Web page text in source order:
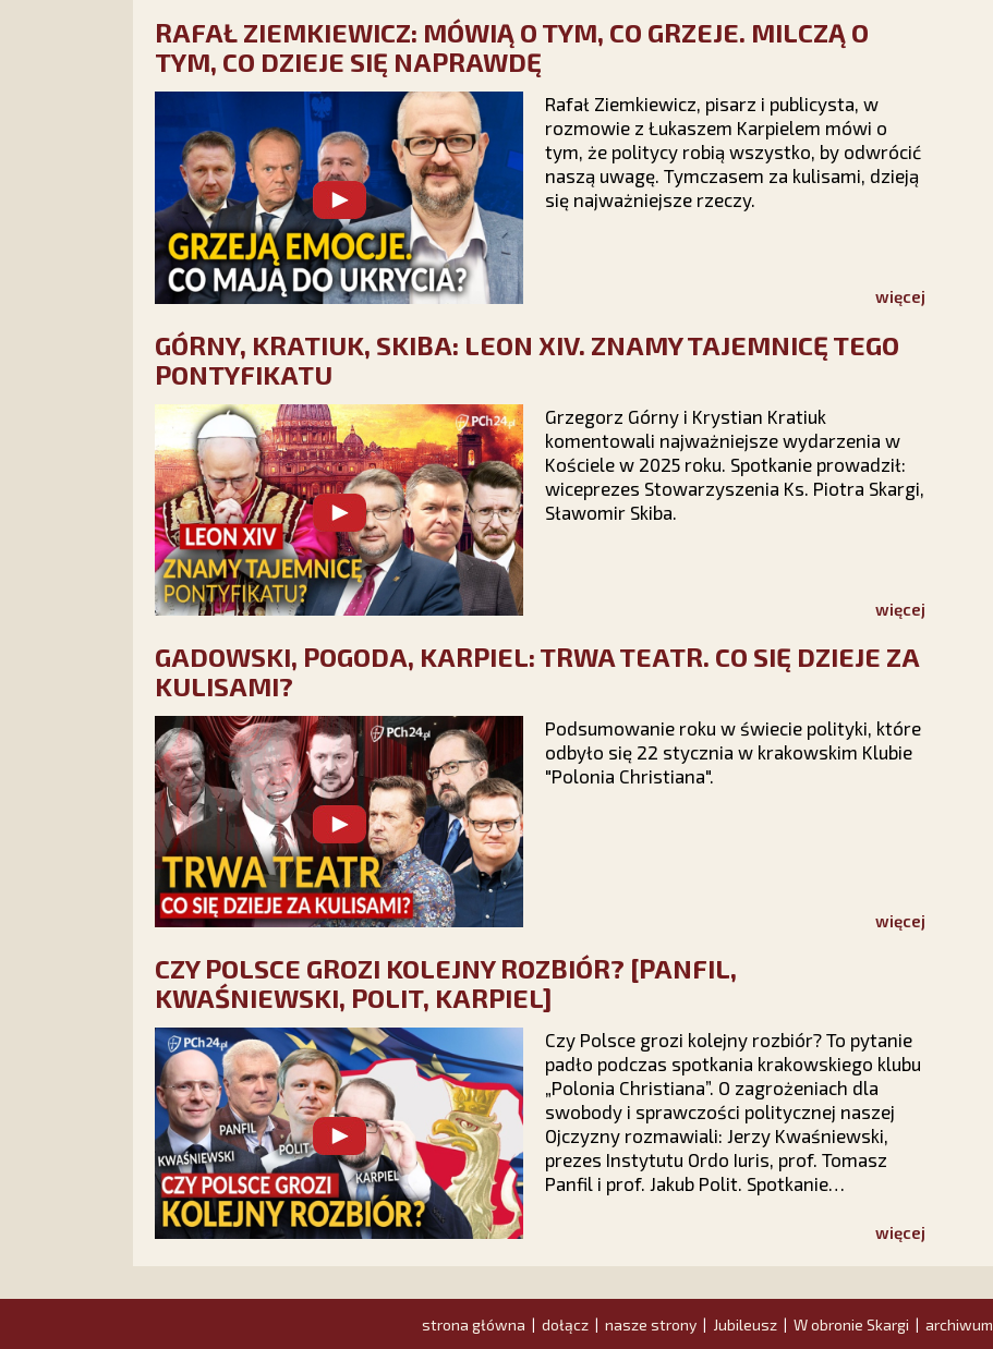
RAFAŁ ZIEMKIEWICZ: MÓWIĄ O TYM, CO GRZEJE. MILCZĄ O
TYM, CO DZIEJE SIĘ NAPRAWDĘ
Rafał Ziemkiewicz, pisarz i publicysta, w
rozmowie z Łukaszem Karpielem mówi o
tym, że politycy robią wszystko, by odwrócić
naszą uwagę. Tymczasem za kulisami, dzieją
się najważniejsze rzeczy.
więcej
GÓRNY, KRATIUK, SKIBA: LEON XIV. ZNAMY TAJEMNICĘ TEGO
PONTYFIKATU
Grzegorz Górny i Krystian Kratiuk
komentowali najważniejsze wydarzenia w
Kościele w 2025 roku. Spotkanie prowadził:
wiceprezes Stowarzyszenia Ks. Piotra Skargi,
Sławomir Skiba.
więcej
GADOWSKI, POGODA, KARPIEL: TRWA TEATR. CO SIĘ DZIEJE ZA
KULISAMI?
Podsumowanie roku w świecie polityki, które
odbyło się 22 stycznia w krakowskim Klubie
"Polonia Christiana".
więcej
CZY POLSCE GROZI KOLEJNY ROZBIÓR? [PANFIL,
KWAŚNIEWSKI, POLIT, KARPIEL]
Czy Polsce grozi kolejny rozbiór? To pytanie
padło podczas spotkania krakowskiego klubu
„Polonia Christiana”. O zagrożeniach dla
swobody i sprawczości politycznej naszej
Ojczyzny rozmawiali: Jerzy Kwaśniewski,
prezes Instytutu Ordo Iuris, prof. Tomasz
Panfil i prof. Jakub Polit. Spotkanie
więcej
strona główna dołącz nasze strony Jubileusz W obronie Skargi archiwum